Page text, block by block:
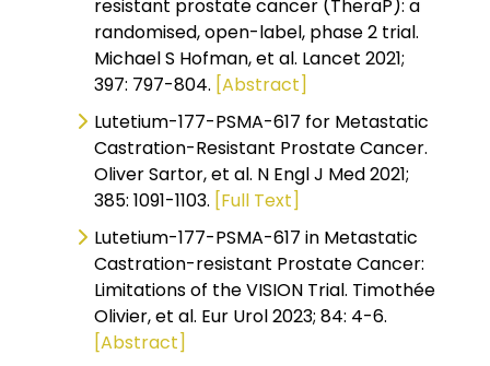
resistant prostate cancer (TheraP): a
randomised, open-label, phase 2 trial.
Michael S Hofman, et al. Lancet 2021;
397: 797-804. [Abstract]
Lutetium-177-PSMA-617 for Metastatic
Castration-Resistant Prostate Cancer.
Oliver Sartor, et al. N Engl J Med 2021;
385: 1091-1103. [Full Text]
Lutetium-177-PSMA-617 in Metastatic
Castration-resistant Prostate Cancer:
Limitations of the VISION Trial. Timothée
Olivier, et al. Eur Urol 2023; 84: 4-6.
[Abstract]